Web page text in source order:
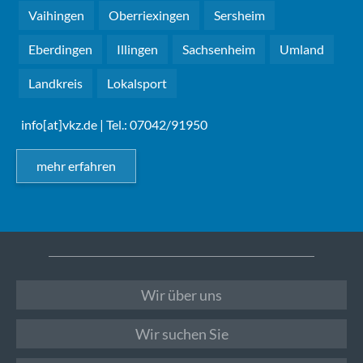
Vaihingen Oberriexingen Sersheim
Eberdingen Illingen Sachsenheim Umland
Landkreis Lokalsport
info[at]vkz.de | Tel.: 07042/91950
mehr erfahren
Wir über uns
Wir suchen Sie